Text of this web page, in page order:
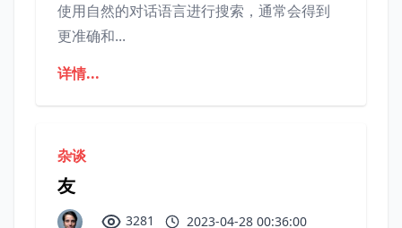
使用自然的对话语言进行搜索，通常会得到
更准确和...
详情...
杂谈
友
3281 2023-04-28 00:36:00